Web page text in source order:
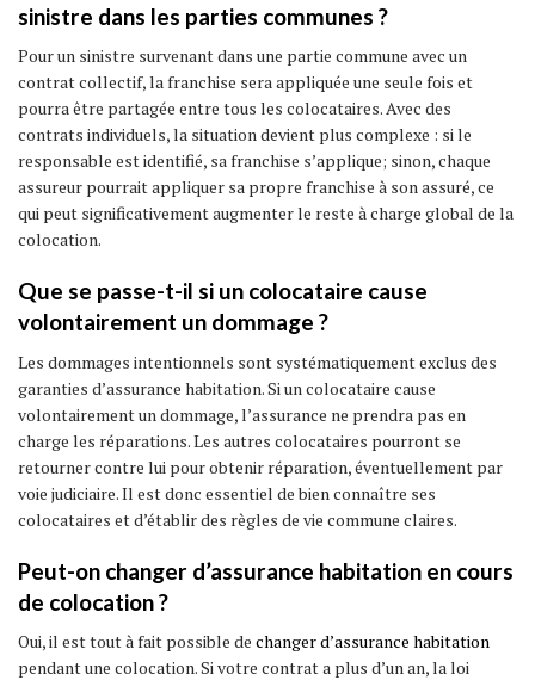
sinistre dans les parties communes ?
Pour un sinistre survenant dans une partie commune avec un
contrat collectif, la franchise sera appliquée une seule fois et
pourra être partagée entre tous les colocataires. Avec des
contrats individuels, la situation devient plus complexe : si le
responsable est identifié, sa franchise s’applique; sinon, chaque
assureur pourrait appliquer sa propre franchise à son assuré, ce
qui peut significativement augmenter le reste à charge global de la
colocation.
Que se passe-t-il si un colocataire cause
volontairement un dommage ?
Les dommages intentionnels sont systématiquement exclus des
garanties d’assurance habitation. Si un colocataire cause
volontairement un dommage, l’assurance ne prendra pas en
charge les réparations. Les autres colocataires pourront se
retourner contre lui pour obtenir réparation, éventuellement par
voie judiciaire. Il est donc essentiel de bien connaître ses
colocataires et d’établir des règles de vie commune claires.
Peut-on changer d’assurance habitation en cours
de colocation ?
Oui, il est tout à fait possible de changer d’assurance habitation
pendant une colocation. Si votre contrat a plus d’un an, la loi